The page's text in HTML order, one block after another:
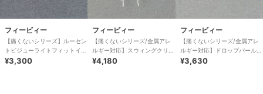
フィービィー
【痛くないシリーズ】ルーセン
トビジューライトフィットイヤ
リング ゴールド
¥3,300
フィービィー
【痛くないシリーズ/金属アレ
ルギー対応】スウィングクリス
タルループフィットイヤリン
¥4,180
フィービィー
【痛くないシリーズ/金属アレ
ルギー対応】ドロップパールラ
イトフィットイヤリング ゴー
¥3,630